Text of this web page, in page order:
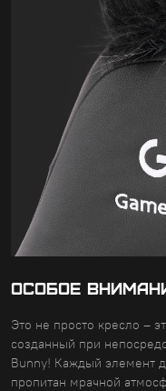
ОСОБОЕ
Это не просто кресло –
созданный при
Bunny! Каждый элемент
пропитан мрачной